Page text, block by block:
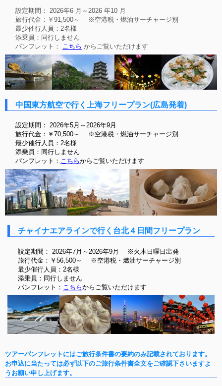
設定期間： 2026年6 月～2026 年10 月
旅行代金：￥91,500～ ※空港税・燃油サーチャージ別
最少催行人員：2名様
添乗員：同行しません
パンフレット： こちら からご覧いただけます
中国東方航空で行く上海フリープラン(広島発着)
設定期間： 2026年5月～2026年9月
旅行代金：￥70,500～ ※空港税・燃油サーチャージ別
最少催行人員：2名様
添乗員：同行しません
パンフレット： こちらからご覧いただけます
チャイナエアラインで行く台北４日間フリープラン
設定期間： 2026年7月～2026年9月 ※火木日曜日出発
旅行代金：￥56,500～ ※空港税・燃油サーチャージ別
最少催行人員：2名様
添乗員：同行しません
パンフレット： こちらからご覧いただけます
ツアーパンフレットにはご旅行条件書の要約のみ記載されております。
お申込に当たっては必ず以下のご旅行条件書全文をご確認下さいますよ
うお願い申し上げます。